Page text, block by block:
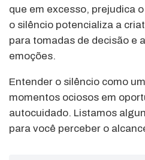
que em excesso, prejudica
o silêncio potencializa a
para tomadas de decisão e
emoções.
Entender o silêncio como
momentos ociosos em
autocuidado. Listamos
para você perceber o